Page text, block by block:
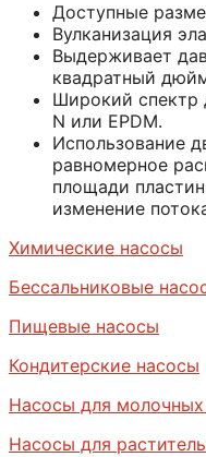
Доступные
Вулканизация
Выдерживает
квадратный
Широкий спектр
N или EPDM.
Использование
равномерное
площади
изменение
Химические насосы
Бессальниковые
Пищевые насосы
Кондитерские насосы
Насосы для
Насосы для